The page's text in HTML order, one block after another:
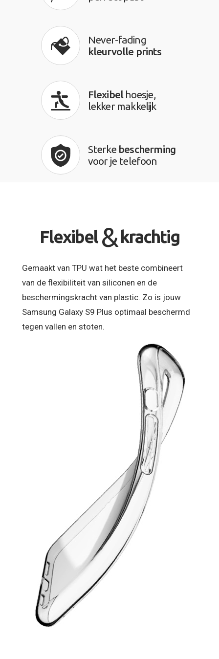
Never-fading
kleurvolle prints
Flexibel hoesje,
lekker makkelijk
Sterke bescherming
voor je telefoon
Flexibel & krachtig
Gemaakt van TPU wat het beste combineert
van de flexibiliteit van siliconen en de
beschermingskracht van plastic. Zo is jouw
Samsung Galaxy S9 Plus optimaal beschermd
tegen vallen en stoten.